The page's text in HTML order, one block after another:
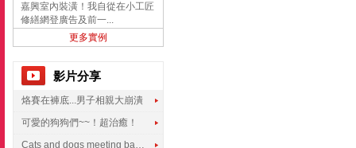
嘉興室內裝潢！我自從在小工匠
修繕網登廣告及前一...
更多實例
影片分享
烙賽在褲底...男子相親大崩潰
可愛的狗狗們~~！超治癒！
Cats and dogs meeting babies for the first time